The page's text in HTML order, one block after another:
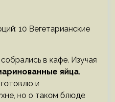
10 Вегетарианские
в кафе. Изучая
яйца.
и
но о таком блюде